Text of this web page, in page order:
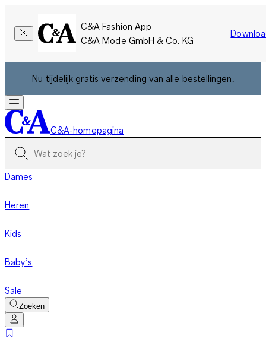
C&A Fashion App
C&A Mode GmbH & Co. KG
Nu tijdelijk gratis verzending van alle bestellingen.
C&A-homepagina
Dames
Heren
Kids
Baby’s
Sale
Zoeken